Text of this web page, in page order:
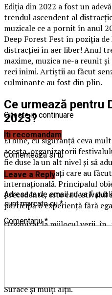
Ediţia din 2022 a fost un
trendul ascendent al
muzicale ce a pornit în anul
Deep Forest Fest în poziţia
distracţiei în aer liber! Anul
maxime, muzica ne-a reunit
reci inimi. Artiștii au făcut
culminante au fost din plin.
Ce urmează pentru
2023?
Ei bine, cu siguranță ceva
acesta, organizatorii
fie duse la un alt nivel şi să
artişti consacraţi care au
internaţională. Principalul
precedente, este ca
participă o experiență fără
Organizat la mijlocul verii, în
Fest promite să ofere
spectacol la superlativ, în
scena din Feţeni şi vor crea
în momentul de faţă, artiştii
pe scena Deep Forest Fest
Surace și mulți alții.
Citeste in continuare
Iti recomandam
Comenteaza si tu
Leave a Reply
Adresa ta de email nu va fi
sunt marcate cu*
Comentariu*